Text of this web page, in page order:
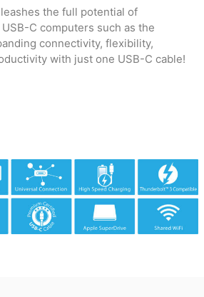
the full potential of
C computers such as the
connectivity, flexibility,
with just one USB-C cable!